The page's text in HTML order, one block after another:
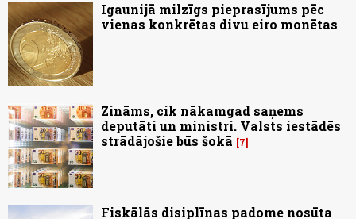
Igaunijā milzīgs pieprasījums pēc
vienas konkrētas divu eiro monētas
Zināms, cik nākamgad saņems
deputāti un ministri. Valsts iestādēs
strādājošie būs šokā
7
Fiskālās disiplīnas padome nosūta